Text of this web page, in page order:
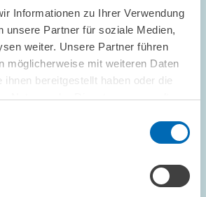
Informationen zu Ihrer Verwendung
unsere Partner für soziale Medien,
weiter. Unsere Partner führen
möglicherweise mit weiteren Daten
ihnen bereitgestellt haben oder die
Nutzung der Dienste gesammelt
Dienstleister verhindern
Dienstleister ist die
1999 in Westdeutschland